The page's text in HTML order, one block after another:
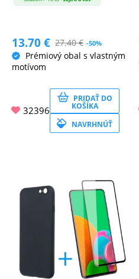
13.70€ 27.40€ -50%
Prémiový obal s vlastným
motívom
32396
PRIDAŤ DO
KOŠÍKA
NAVRHNÚŤ